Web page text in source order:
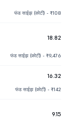
फंड साईझ (कोटी) - ₹108
18.82
फंड साईझ (कोटी) - ₹9,476
16.32
फंड साईझ (कोटी) - ₹142
9.15